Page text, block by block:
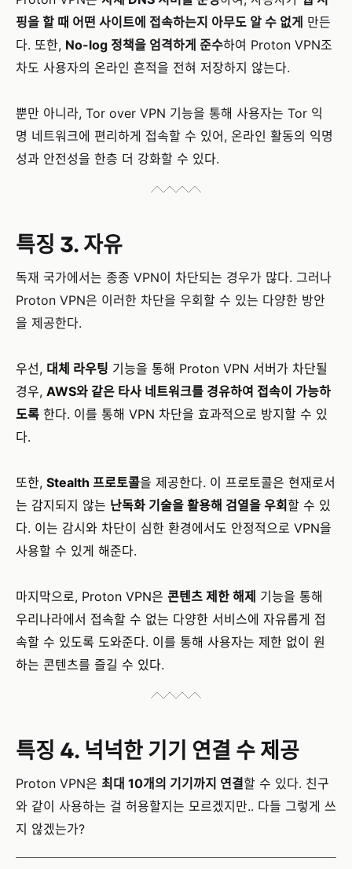
핑을 할 때 어떤 사이트에 접속하는지 아무도 알 수 없게 만든
다. 또한, No-log 정책을 엄격하게 준수하여 Proton VPN조
차도 사용자의 온라인 흔적을 전혀 저장하지 않는다.
뿐만 아니라, Tor over VPN 기능을 통해 사용자는 Tor 익
명 네트워크에 편리하게 접속할 수 있어, 온라인 활동의 익명
성과 안전성을 한층 더 강화할 수 있다.
특징 3. 자유
독재 국가에서는 종종 VPN이 차단되는 경우가 많다. 그러나
Proton VPN은 이러한 차단을 우회할 수 있는 다양한 방안
을 제공한다.
우선, 대체 라우팅 기능을 통해 Proton VPN 서버가 차단될
경우, AWS와 같은 타사 네트워크를 경유하여 접속이 가능하
도록 한다. 이를 통해 VPN 차단을 효과적으로 방지할 수 있
다.
또한, Stealth 프로토콜을 제공한다. 이 프로토콜은 현재로서
는 감지되지 않는 난독화 기술을 활용해 검열을 우회 할 수 있
다. 이는 감시와 차단이 심한 환경에서도 안정적으로 VPN을
사용할 수 있게 해준다.
마지막으로, Proton VPN은 콘텐츠 제한 해제 기능을 통해
우리나라에서 접속할 수 없는 다양한 서비스에 자유롭게 접
속할 수 있도록 도와준다. 이를 통해 사용자는 제한 없이 원
하는 콘텐츠를 즐길 수 있다.
특징 4. 넉넉한 기기 연결 수 제공
Proton VPN은 최대 10개의 기기까지 연결할 수 있다. 친구
와 같이 사용하는 걸 허용할지는 모르겠지만.. 다들 그렇게 쓰
지 않겠는가?